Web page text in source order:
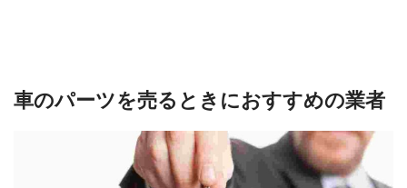
車のパーツを売るときにおすすめの業者